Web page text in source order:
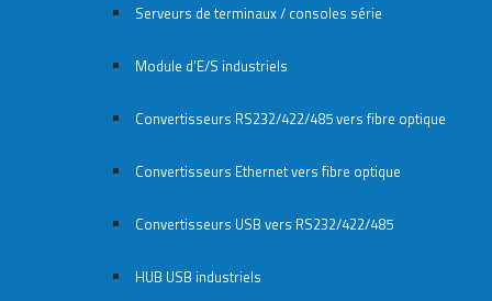
Serveurs de terminaux / consoles série
Module d’E/S industriels
Convertisseurs RS232/422/485 vers fibre optique
Convertisseurs Ethernet vers fibre optique
Convertisseurs USB vers RS232/422/485
HUB USB industriels